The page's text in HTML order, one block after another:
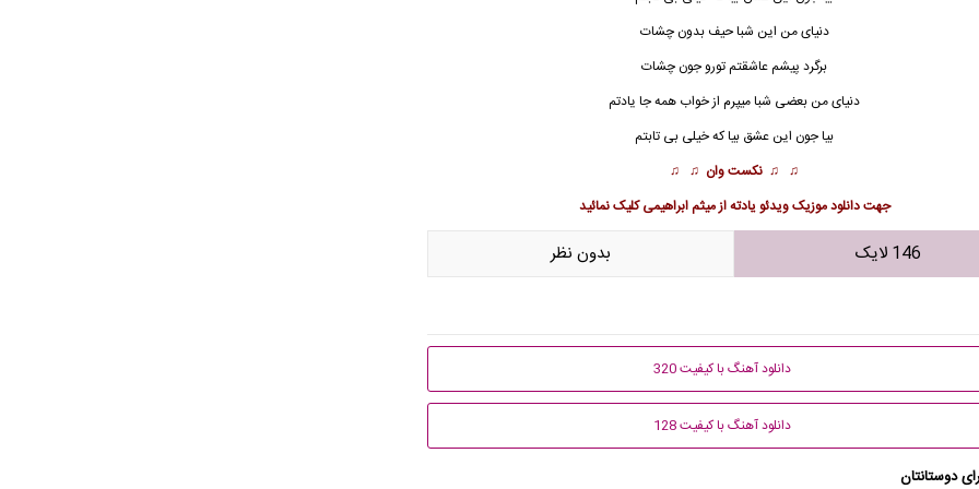
دنیای من این شبا حیف بدون چشات
برگرد پیشم عاشقتم تورو جون چشات
دنیای من بعضی شبا میپرم از خواب همه جا یادتم
بیا جون این عشق بیا که خیلی بی تابتم
♫ ♫ نکست وان ♫ ♫
جهتدانلود موزیک ویدئو یادته از میثم ابراهیمیکلیک نمائید
146 لایک بدون نظر
دانلود آهنگ با کیفیت 320
دانلود آهنگ با کیفیت 128
دوستانتان